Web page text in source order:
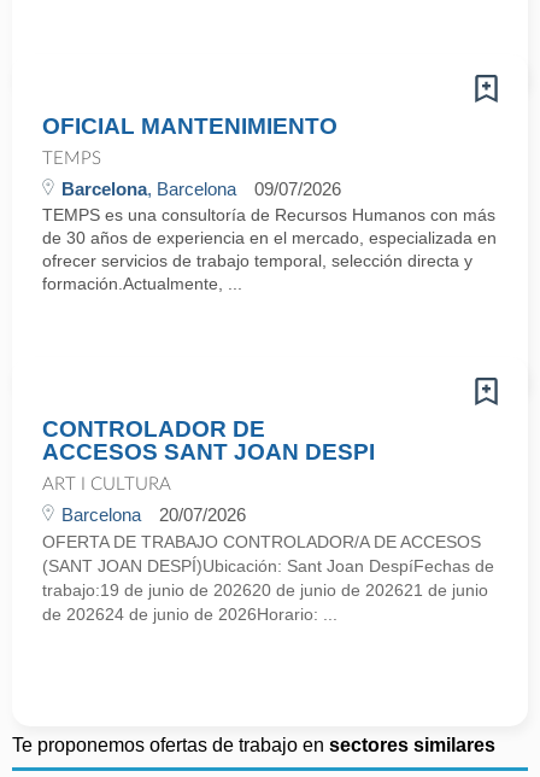
OFICIAL MANTENIMIENTO
TEMPS
Barcelona, Barcelona 09/07/2026
TEMPS es una consultoría de Recursos Humanos con más
de 30 años de experiencia en el mercado, especializada en
ofrecer servicios de trabajo temporal, selección directa y
formación.Actualmente, ...
CONTROLADOR DE
ACCESOS SANT JOAN DESPI
ART I CULTURA
Barcelona 20/07/2026
OFERTA DE TRABAJO CONTROLADOR/A DE ACCESOS
(SANT JOAN DESPÍ)Ubicación: Sant Joan DespíFechas de
trabajo:19 de junio de 202620 de junio de 202621 de junio
de 202624 de junio de 2026Horario: ...
Te proponemos ofertas de trabajo en sectores similares